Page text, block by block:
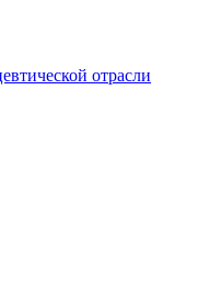
отрасли